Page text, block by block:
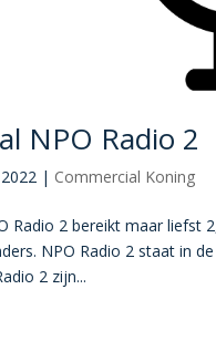
NPO Radio 2
| Commercial Koning
Radio 2 bereikt maar liefst
NPO Radio 2 staat in
2 zijn...